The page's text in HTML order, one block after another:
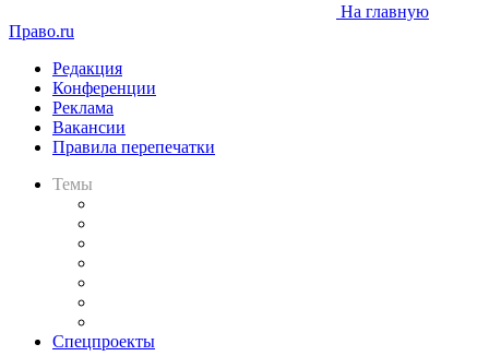
На главную
Право.ru
Редакция
Конференции
Реклама
Вакансии
Правила перепечатки
Темы
Спецпроекты